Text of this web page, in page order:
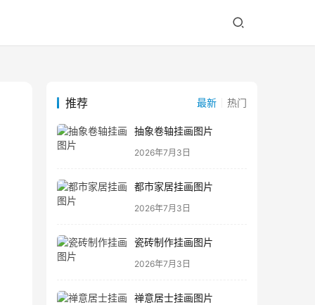
推荐 最新 热门
抽象卷轴挂画图片
2026年7月3日
都市家居挂画图片
2026年7月3日
瓷砖制作挂画图片
2026年7月3日
禅意居士挂画图片